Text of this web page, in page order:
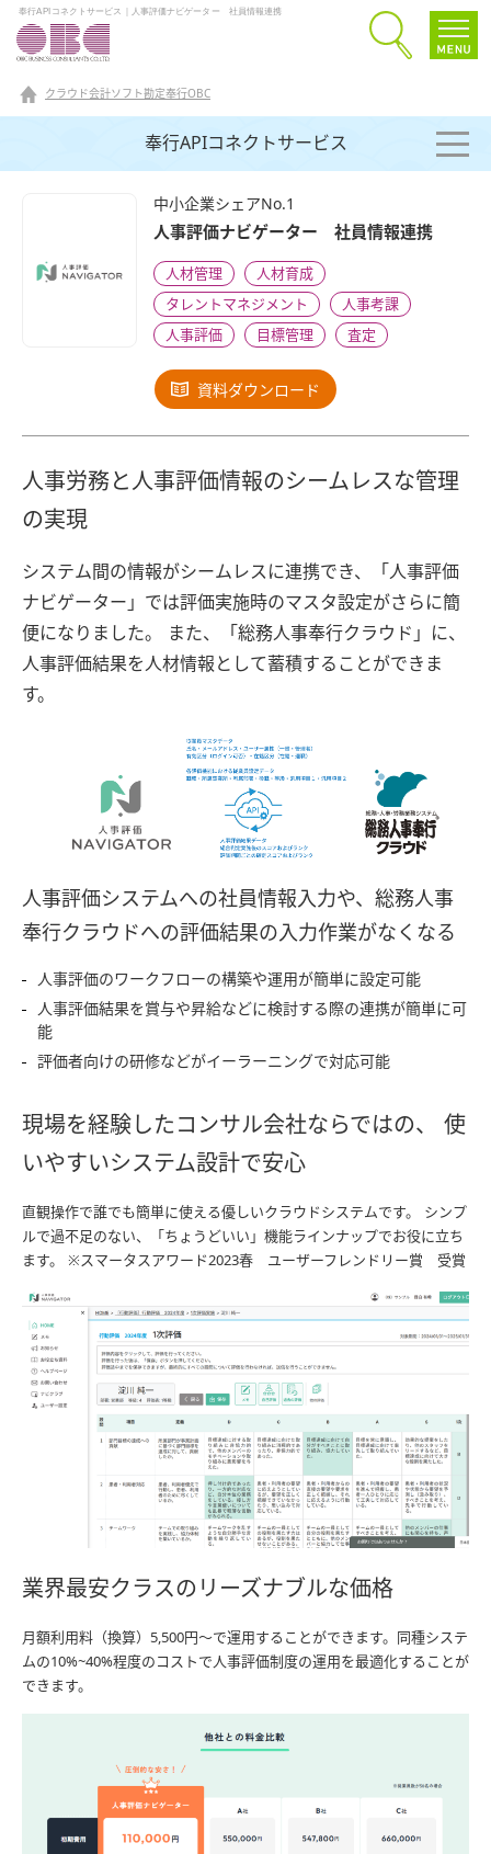
奉行APIコネクトサービス｜人事評価ナビゲーター 社員情報連携
クラウド会計ソフト勘定奉行OBC
奉行APIコネクトサービス
中小企業シェアNo.1
人事評価ナビゲーター 社員情報連携
人材管理 人材育成
タレントマネジメント 人事考課
人事評価 目標管理 査定
資料ダウンロード
人事労務と人事評価情報のシームレスな管理
の実現
システム間の情報がシームレスに連携でき、「人事評価
ナビゲーター」では評価実施時のマスタ設定がさらに簡
便になりました。 また、「総務人事奉行クラウド」に、
人事評価結果を人材情報として蓄積することができま
す。
人事評価システムへの社員情報入力や、総務人事
奉行クラウドへの評価結果の入力作業がなくなる
人事評価のワークフローの構築や運用が簡単に設定可能
人事評価結果を賞与や昇給などに検討する際の連携が簡単に可
能
評価者向けの研修などがイーラーニングで対応可能
現場を経験したコンサル会社ならではの、 使
いやすいシステム設計で安心
直観操作で誰でも簡単に使える優しいクラウドシステムです。 シンプ
ルで過不足のない、「ちょうどいい」機能ラインナップでお役に立ち
ます。 ※スマータスアワード2023春 ユーザーフレンドリー賞 受賞
業界最安クラスのリーズナブルな価格
月額利用料（換算）5,500円～で運用することができます。同種システ
ムの10%~40%程度のコストで人事評価制度の運用を最適化することが
できます。